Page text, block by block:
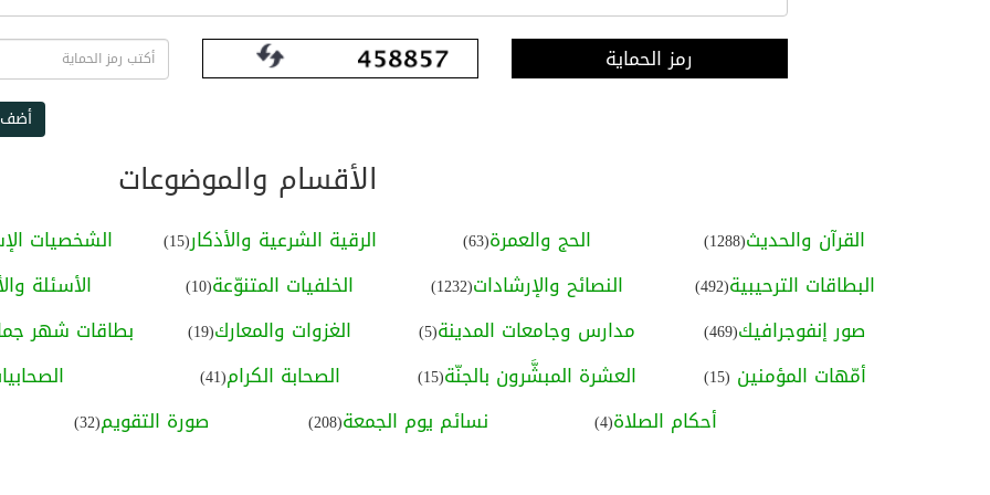
رمز الحماية
الأقسام والموضوعات
القرآن والحديث(1288) الحج والعمرة(63) الرقية الشرعية والأذكار(15) الشخصيات
البطاقات الترحيبية(492) النصائح والإرشادات(1232) الخلفيات المتنوّعة(10) الأسئلة
صور إنفوجرافيك(469) مدارس وجامعات المدينة(5) الغزوات والمعارك(19) بطاقات شهر
أمّهات المؤمنين (15) العشرة المبشَّرون بالجنّة(15) الصحابة الكرام(41)
أحكام الصلاة(4) نسائم يوم الجمعة(208) صورة التقويم(32)